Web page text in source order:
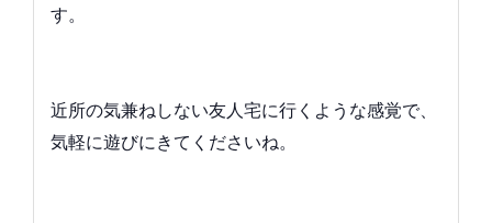
す。
近所の気兼ねしない友人宅に行くような感覚で、
気軽に遊びにきてくださいね。